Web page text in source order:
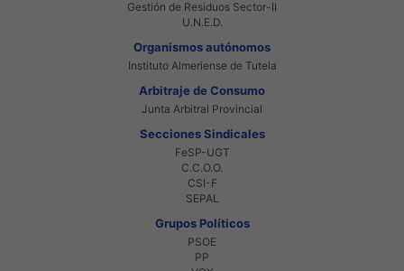
Gestión de Residuos Sector-II
U.N.E.D.
Organismos autónomos
Instituto Almeriense de Tutela
Arbitraje de Consumo
Junta Arbitral Provincial
Secciones Sindicales
FeSP-UGT
C.C.O.O.
CSI-F
SEPAL
Grupos Políticos
PSOE
PP